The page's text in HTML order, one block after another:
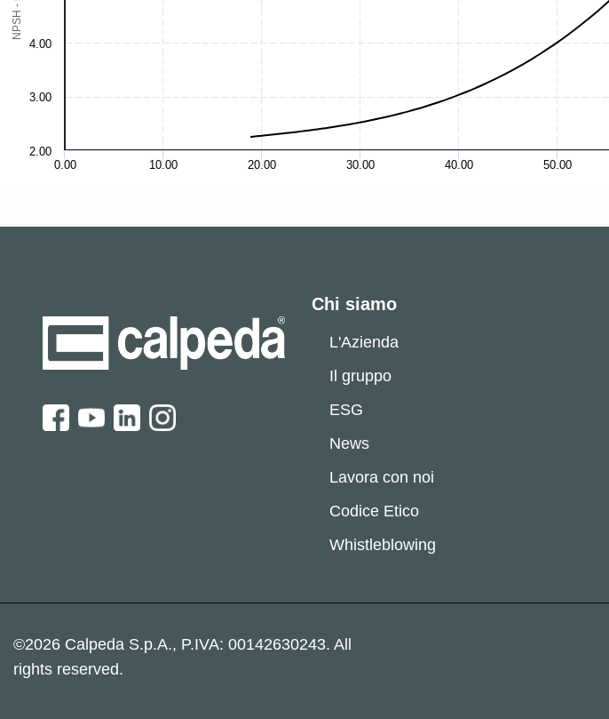
NPSH - m
0.00 10.00 20.00 30.00 40.00 50.00
2.00
3.00
4.00
Chi siamo
L'Azienda
Il gruppo
ESG
News
Lavora con noi
Codice Etico
Whistleblowing
©2026 Calpeda S.p.A., P.IVA: 00142630243. All
rights reserved.